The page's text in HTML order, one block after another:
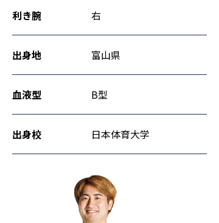
利き腕 右
出身地 富山県
血液型 B型
出身校 日本体育大学